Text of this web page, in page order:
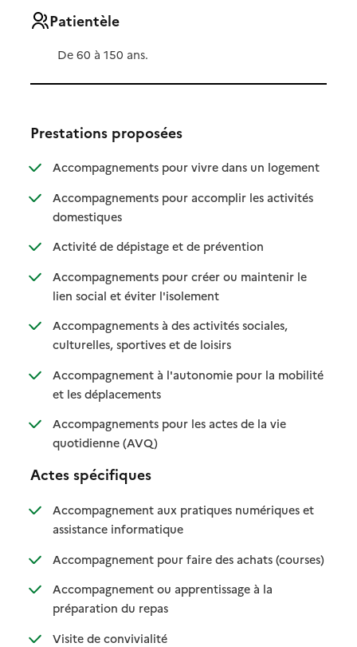
Patientèle
De 60 à 150 ans.
Prestations proposées
Accompagnements pour vivre dans un logement
:
: non
Accompagnements pour accomplir les activités
domestiques: disponible
: non disponible
Activité de dépistage et de prévention: disponible
: non disponible
Accompagnements pour créer ou maintenir le
lien social et éviter l'isolement: disponible
: non disponible
Accompagnements à des activités sociales,
culturelles, sportives et de loisirs: disponible
: non disponible
Accompagnement à l'autonomie pour la mobilité
et les déplacements: disponible
: non disponible
Accompagnements pour les actes de la vie
quotidienne (AVQ): disponible
: non disponible
Actes spécifiques
Accompagnement aux pratiques numériques et
assistance informatique: disponible
: non disponible
Accompagnement pour faire des achats (courses)
:
: non
Accompagnement ou apprentissage à la
préparation du repas: disponible
: non disponible
Visite de convivialité: disponible
: non disponible